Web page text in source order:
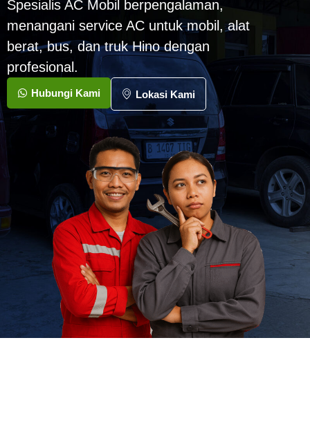
Spesialis AC Mobil berpengalaman,
menangani service AC untuk mobil, alat
berat, bus, dan truk Hino dengan
profesional.
Hubungi Kami Lokasi Kami